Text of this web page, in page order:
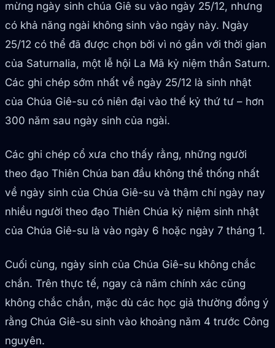
mừng ngày sinh chúa Giê su vào ngày 25/12, nhưng
có khả năng ngài không sinh vào ngày này. Ngày
25/12 có thể đã được chọn bởi vì nó gần với thời gian
của Saturnalia, một lễ hội La Mã kỷ niệm thần Saturn.
Các ghi chép sớm nhất về ngày 25/12 là sinh nhật
của Chúa Giê-su có niên đại vào thế kỷ thứ tư – hơn
300 năm sau ngày sinh của ngài.
Các ghi chép cổ xưa cho thấy rằng, những người
theo đạo Thiên Chúa ban đầu không thể thống nhất
về ngày sinh của Chúa Giê-su và thậm chí ngày nay
nhiều người theo đạo Thiên Chúa kỷ niệm sinh nhật
của Chúa Giê-su là vào ngày 6 hoặc ngày 7 tháng 1.
Cuối cùng, ngày sinh của Chúa Giê-su không chắc
chắn. Trên thực tế, ngay cả năm chính xác cũng
không chắc chắn, mặc dù các học giả thường đồng ý
rằng Chúa Giê-su sinh vào khoảng năm 4 trước Công
nguyên.